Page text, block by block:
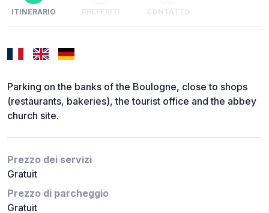
ITINERARIO PREFERITI CONTATTO
Parking on the banks of the Boulogne, close to shops
(restaurants, bakeries), the tourist office and the abbey
church site.
Prezzo dei servizi
Gratuit
Prezzo di parcheggio
Gratuit